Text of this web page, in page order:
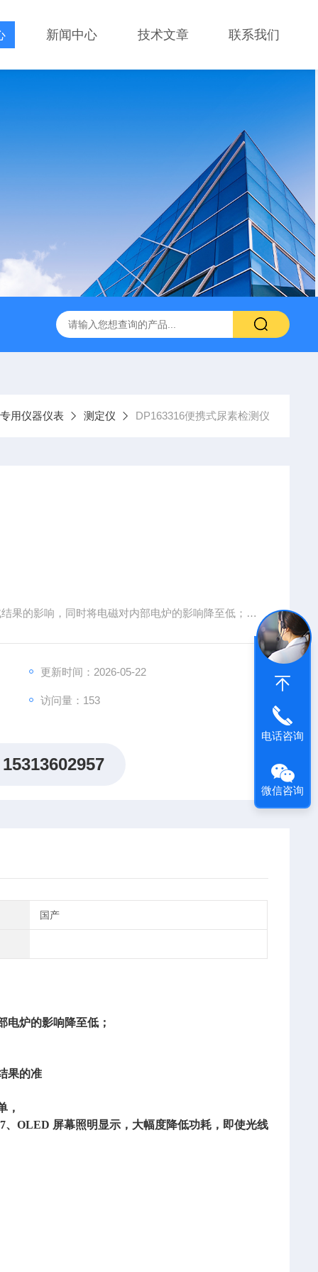
新闻中心 技术文章 联系我们
DP-BCGY-1便携式测仪/测仪 DP-DFYF-109ZS
专用仪器仪表 测定仪 DP163316便携式尿素检测仪
果的影响，同时将电磁对内部电炉的影响降至低；
更新时间：2026-05-22
访问量：153
15313602957
国产
电炉的影响降至低；
果的准
，
OLED 屏幕照明显示，大幅度降低功耗，即使光线
电话咨询
微信咨询